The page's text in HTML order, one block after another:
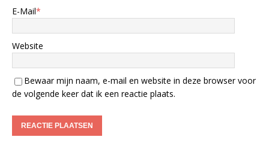
E-Mail*
Website
Bewaar mijn naam, e-mail en website in deze browser voor
de volgende keer dat ik een reactie plaats.